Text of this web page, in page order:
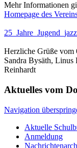
Mehr Informationen
Homepage des
Herzliche Grüße vom
Sandra Bysäth,
Reinhardt
Aktuelles vom
Navigation
Aktuelle
Anmeldung